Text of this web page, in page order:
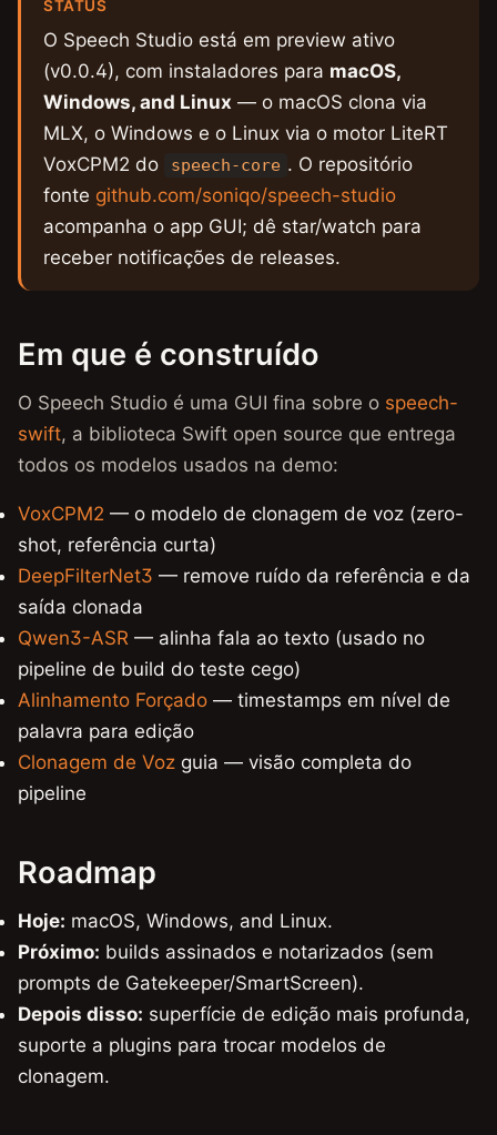
STATUS
O Speech Studio está em preview ativo
(v0.0.4), com instaladores para macOS,
Windows, and Linux — o macOS clona via
MLX, o Windows e o Linux via o motor LiteRT
VoxCPM2 do
speech-core . O repositório
fonte github.com/soniqo/speech-studio
acompanha o app GUI; dê star/watch para
receber notificações de releases.
Em que é construído
O Speech Studio é uma GUI fina sobre o speech-
swift, a biblioteca Swift open source que entrega
todos os modelos usados na demo:
VoxCPM2 — o modelo de clonagem de voz (zero-
shot, referência curta)
DeepFilterNet3 — remove ruído da referência e da
saída clonada
Qwen3-ASR — alinha fala ao texto (usado no
pipeline de build do teste cego)
Alinhamento Forçado — timestamps em nível de
palavra para edição
Clonagem de Voz guia — visão completa do
pipeline
Roadmap
Hoje: macOS, Windows, and Linux.
Próximo: builds assinados e notarizados (sem
prompts de Gatekeeper/SmartScreen).
Depois disso: superfície de edição mais profunda,
suporte a plugins para trocar modelos de
clonagem.